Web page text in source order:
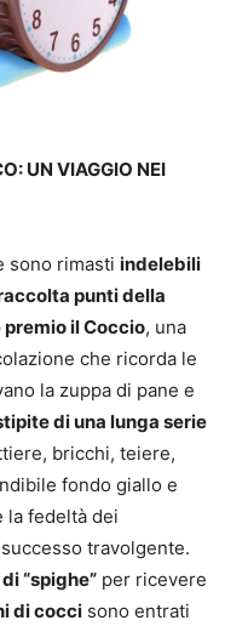
UN VIAGGIO NEI
sono rimasti indelebili
punti della
il Coccio, una
che ricorda le
la zuppa di pane e
di una lunga serie
bricchi, teiere,
fondo giallo e
la fedeltà dei
travolgente.
“spighe” per ricevere
di cocci sono entrati